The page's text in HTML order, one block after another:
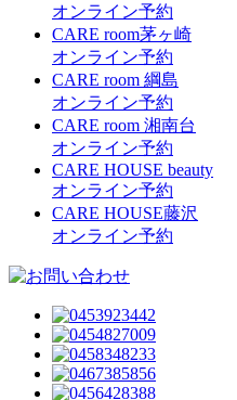
オンライン予約
CARE room茅ヶ崎
オンライン予約
CARE room 綱島
オンライン予約
CARE room 湘南台
オンライン予約
CARE HOUSE beauty
オンライン予約
CARE HOUSE藤沢
オンライン予約